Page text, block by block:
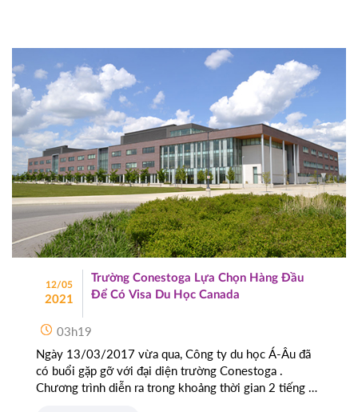
12/05
2021
Trường Conestoga Lựa Chọn Hàng Đầu
Để Có Visa Du Học Canada
03h19
Ngày 13/03/2017 vừa qua, Công ty du học Á-Âu đã
có buổi gặp gỡ với đại diện trường Conestoga .
Chương trình diễn ra trong khoảng thời gian 2 tiếng và